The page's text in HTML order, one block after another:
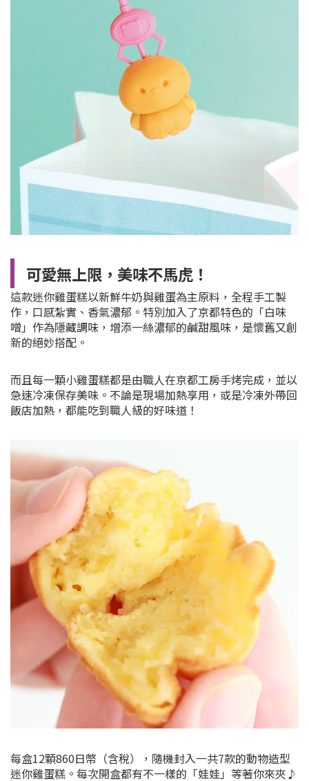
可愛無上限，美味不馬虎！
這款迷你雞蛋糕以新鮮牛奶與雞蛋為主原料，全程手工製
作，口感紮實、香氣濃郁。特別加入了京都特色的「白味
噌」作為隱藏調味，增添一絲濃郁的鹹甜風味，是懷舊又創
新的絕妙搭配。
而且每一顆小雞蛋糕都是由職人在京都工房手烤完成，並以
急速冷凍保存美味。不論是現場加熱享用，或是冷凍外帶回
飯店加熱，都能吃到職人級的好味道！
每盒12顆860日幣（含稅），隨機封入一共7款的動物造型
迷你雞蛋糕。每次開盒都有不一樣的「娃娃」等著你來夾♪